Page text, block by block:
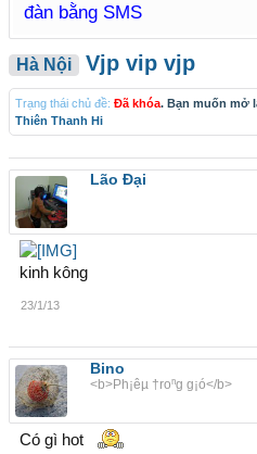
đàn bằng SMS
Hà Nội Vjp vip vjp
Trạng thái chủ đề: Đã khóa. Bạn muốn mở
Thiên Thanh Hi
Lão Đại
kinh kông
23/1/13
Bino
<b>Ph¡êµ †roⁿg g¡ó</b>
Có gì hot